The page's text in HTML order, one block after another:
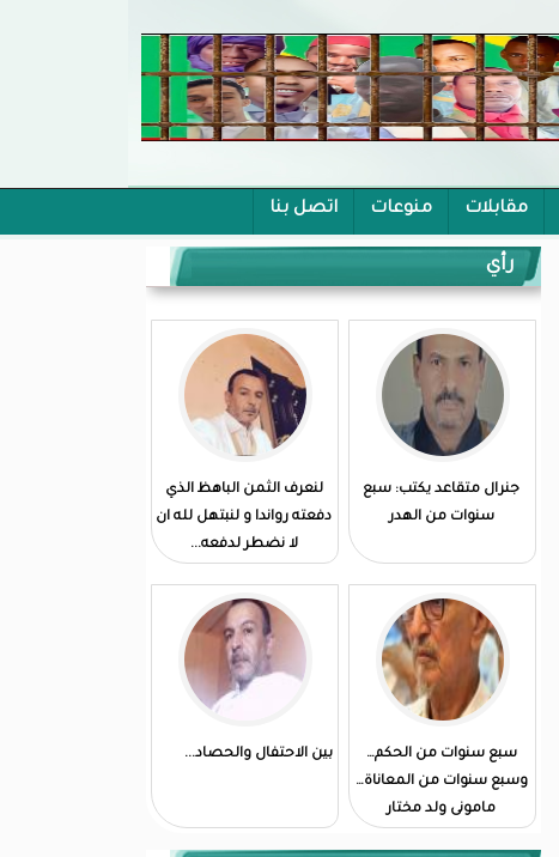
مقابلات منوعات اتصل بنا
رأي
جنرال متقاعد يكتب: سبع
سنوات من الهدر
لنعرف الثمن الباهظ الذي
دفعته رواندا و لنبتهل لله ان
لا نضطر لدفعه...
سبع سنوات من الحكم…
وسبع سنوات من المعاناة…
مامونى ولد مختار
بين الاحتفال والحصاد...